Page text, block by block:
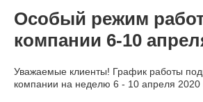
Особый режим
компании 6-10
Уважаемые клиенты! График работы
компании на неделю 6 - 10 апреля 2020